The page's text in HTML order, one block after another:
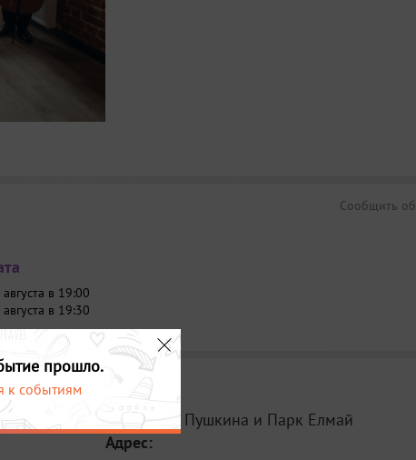
Сообщить
в 19:00
в 19:30
Место:
КЦ Пушкина и Парк Елмай
Адрес:
прошло.
к событиям